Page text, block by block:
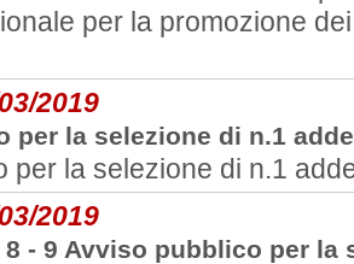
per la promozione
2019
per la selezione di n.1
per la selezione di n.1
2019
- 9 Avviso pubblico per la